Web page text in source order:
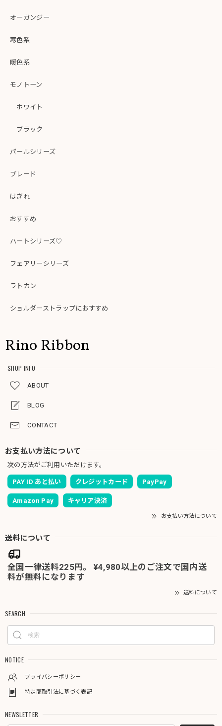
オーガンジー
寒色系
暖色系
モノトーン
ホワイト
ブラック
パールシリーズ
ブレード
はぎれ
おすすめ
ハートシリーズ♡
フェアリーシリーズ
ラトカン
ショルダーストラップにおすすめ
Rino Ribbon
SHOP INFO
ABOUT
BLOG
CONTACT
お支払い方法について
次の方法がご利用いただけます。
PAY ID あと払い クレジットカード PayPay
Amazon Pay キャリア決済
お支払い方法について
送料について
全国一律送料225円。 ¥4,980以上のご注文で国内送
料が無料になります
送料について
SEARCH
NOTICE
プライバシーポリシー
特定商取引法に基づく表記
NEWSLETTER